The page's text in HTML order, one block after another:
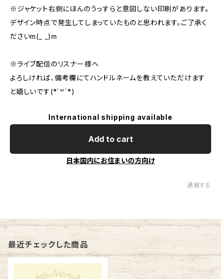
※ジャケット右側にほんのうっすらと意図しない印刷があります。
デザイン時点で発生してしまっていたものと思われます。ご了承く
ださいm(_ _)m
※ライブ配信のリスナー様へ
よろしければ、備考欄にてハンドルネームを教えていただけます
と嬉しいです(*´꒳`*)
International shipping available
Add to cart
日本国内にお住まいの方向け
通報する
最近チェックした商品